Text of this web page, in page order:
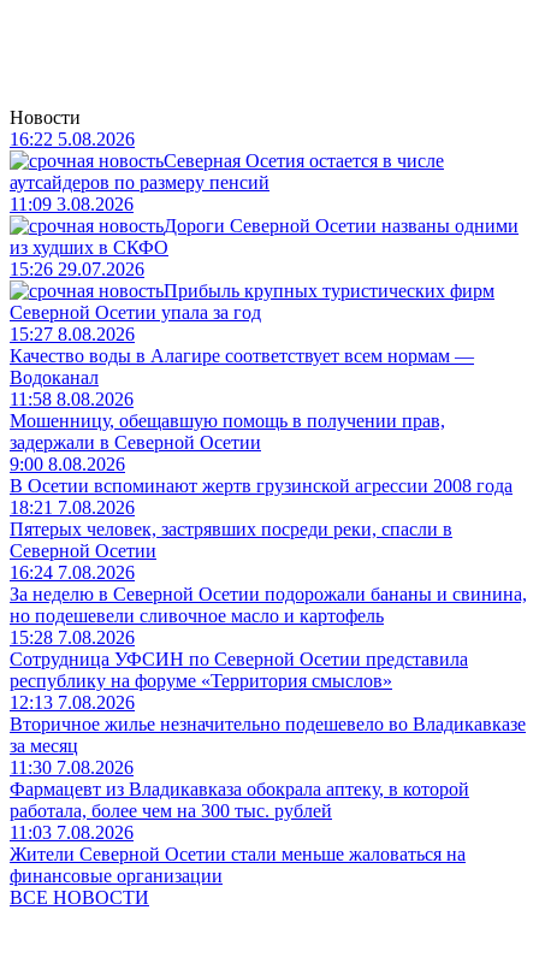
Новости
16:22 5.08.2026
Северная Осетия остается в числе
аутсайдеров по размеру пенсий
11:09 3.08.2026
Дороги Северной Осетии названы одними
из худших в СКФО
15:26 29.07.2026
Прибыль крупных туристических фирм
Северной Осетии упала за год
15:27 8.08.2026
Качество воды в Алагире соответствует всем нормам —
Водоканал
11:58 8.08.2026
Мошенницу, обещавшую помощь в получении прав,
задержали в Северной Осетии
9:00 8.08.2026
В Осетии вспоминают жертв грузинской агрессии 2008 года
18:21 7.08.2026
Пятерых человек, застрявших посреди реки, спасли в
Северной Осетии
16:24 7.08.2026
За неделю в Северной Осетии подорожали бананы и свинина,
но подешевели сливочное масло и картофель
15:28 7.08.2026
Сотрудница УФСИН по Северной Осетии представила
республику на форуме «Территория смыслов»
12:13 7.08.2026
Вторичное жилье незначительно подешевело во Владикавказе
за месяц
11:30 7.08.2026
Фармацевт из Владикавказа обокрала аптеку, в которой
работала, более чем на 300 тыс. рублей
11:03 7.08.2026
Жители Северной Осетии стали меньше жаловаться на
финансовые организации
ВСЕ НОВОСТИ